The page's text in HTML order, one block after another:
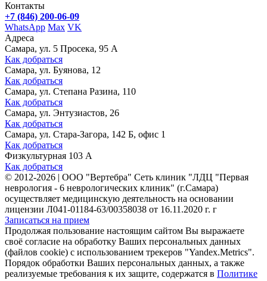
Контакты
+7 (846) 200-06-09
WhatsApp Max VK
Адреса
Самара, ул. 5 Просека, 95 А
Как добраться
Самара, ул. Буянова, 12
Как добраться
Самара, ул. Степана Разина, 110
Как добраться
Самара, ул. Энтузиастов, 26
Как добраться
Самара, ул. Стара-Загора, 142 Б, офис 1
Как добраться
Физкультурная 103 А
Как добраться
© 2012-2026 | ООО "Вертебра" Сеть клиник "ЛДЦ "Первая
неврология - 6 неврологических клиник" (г.Самара)
осуществляет медицинскую деятельность на основании
лицензии Л041-01184-63/00358038 от 16.11.2020 г. г
Записаться на прием
Продолжая пользование настоящим сайтом Вы выражаете
своё согласие на обработку Ваших персональных данных
(файлов cookie) с использованием трекеров "Yandex.Metrics".
Порядок обработки Ваших персональных данных, а также
реализуемые требования к их защите, содержатся в Политике